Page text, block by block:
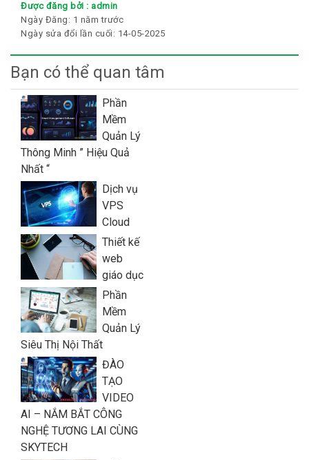
Được đăng bởi : admin
Ngày Đăng: 1 năm trước
Ngày sửa đổi lần cuối: 14-05-2025
Bạn có thể quan tâm
Phần
Mềm
Quản Lý
Thông Minh ” Hiệu Quả
Nhất “
Dịch vụ
VPS
Cloud
Thiết kế
web
giáo dục
Phần
Mềm
Quản Lý
Siêu Thị Nội Thất
ĐÀO
TẠO
VIDEO
AI – NẮM BẮT CÔNG
NGHỆ TƯƠNG LAI CÙNG
SKYTECH